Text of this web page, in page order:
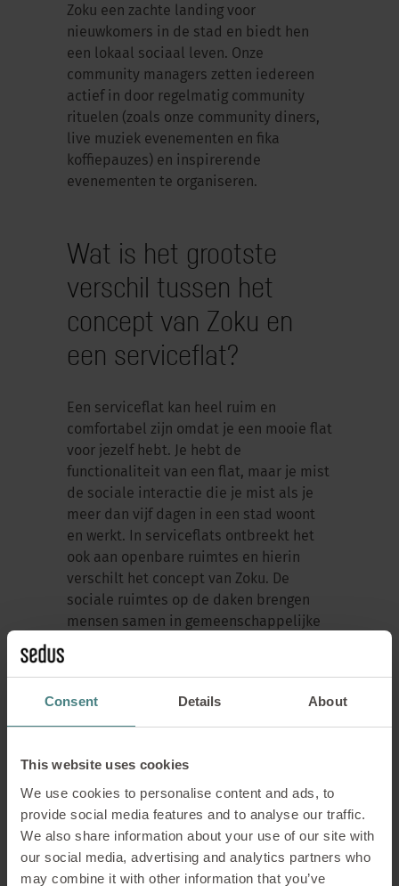
Consent Details About
This website uses cookies
We use cookies to personalise content and ads, to
provide social media features and to analyse our traffic.
We also share information about your use of our site with
our social media, advertising and analytics partners who
may combine it with other information that you’ve
Zoku een zachte landing voor
nieuwkomers in de stad en biedt hen
een lokaal sociaal leven. Onze
community managers zetten iedereen
actief in door regelmatig community
rituelen (zoals onze community diners,
live muziek evenementen en fika
koffiepauzes) en inspirerende
evenementen te organiseren.
Wat is het grootste
verschil tussen het
concept van Zoku en
een serviceflat?
Een serviceflat kan heel ruim en
comfortabel zijn omdat je een mooie flat
voor jezelf hebt. Je hebt de
functionaliteit van een flat, maar je mist
de sociale interactie die je mist als je
meer dan vijf dagen in een stad woont
en werkt. In serviceflats ontbreekt het
ook aan openbare ruimtes en hierin
verschilt het concept van Zoku. De
sociale ruimtes op de daken brengen
mensen samen in gemeenschappelijke